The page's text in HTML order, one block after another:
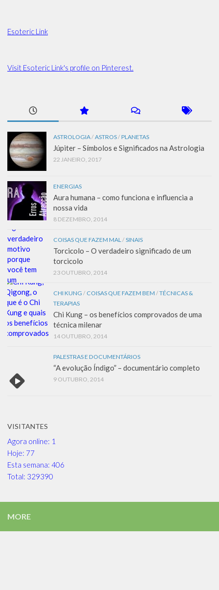
Esoteric Link
Visit Esoteric Link's profile on Pinterest.
ASTROLOGIA/ASTROS/PLANETAS
Júpiter – Símbolos e Significados na Astrologia
22 JANEIRO, 2017
ENERGIAS
Aura humana – como funciona e influencia a
nossa vida
8 DEZEMBRO, 2014
COISAS QUE FAZEM MAL /SINAIS
Torcicolo – O verdadeiro significado de um
torcicolo
23 OUTUBRO, 2014
CHI KUNG / COISAS QUE FAZEM BEM /TÉCNICAS &
TERAPIAS
Chi Kung – os benefícios comprovados de uma
técnica milenar
14 OUTUBRO, 2014
PALESTRAS E DOCUMENTÁRIOS
“A evolução Índigo” – documentário completo
9 OUTUBRO, 2014
VISITANTES
Agora online: 1
Hoje: 77
Esta semana: 406
Total: 329390
MORE